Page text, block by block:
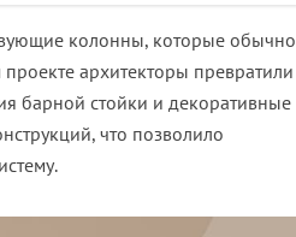
колонны, которые обычно
архитекторы превратили
барной стойки и декоративные
что позволило